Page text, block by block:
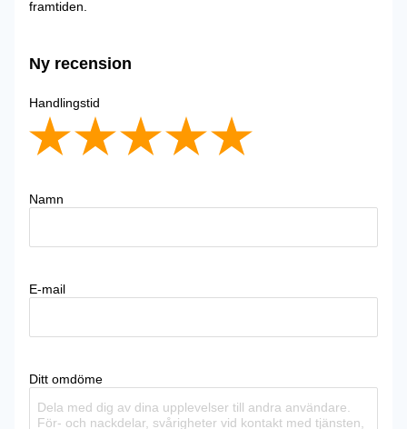
framtiden.
Ny recension
Handlingstid
Namn
E-mail
Ditt omdöme